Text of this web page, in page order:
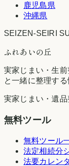
鹿児島県
沖縄県
SEIZEN-SEIRI
ふれあいの丘
実家じまい・生
と一緒に整理す
実家じまい・遺
無料ツール
無料ツール
法定相続分
法要カレン